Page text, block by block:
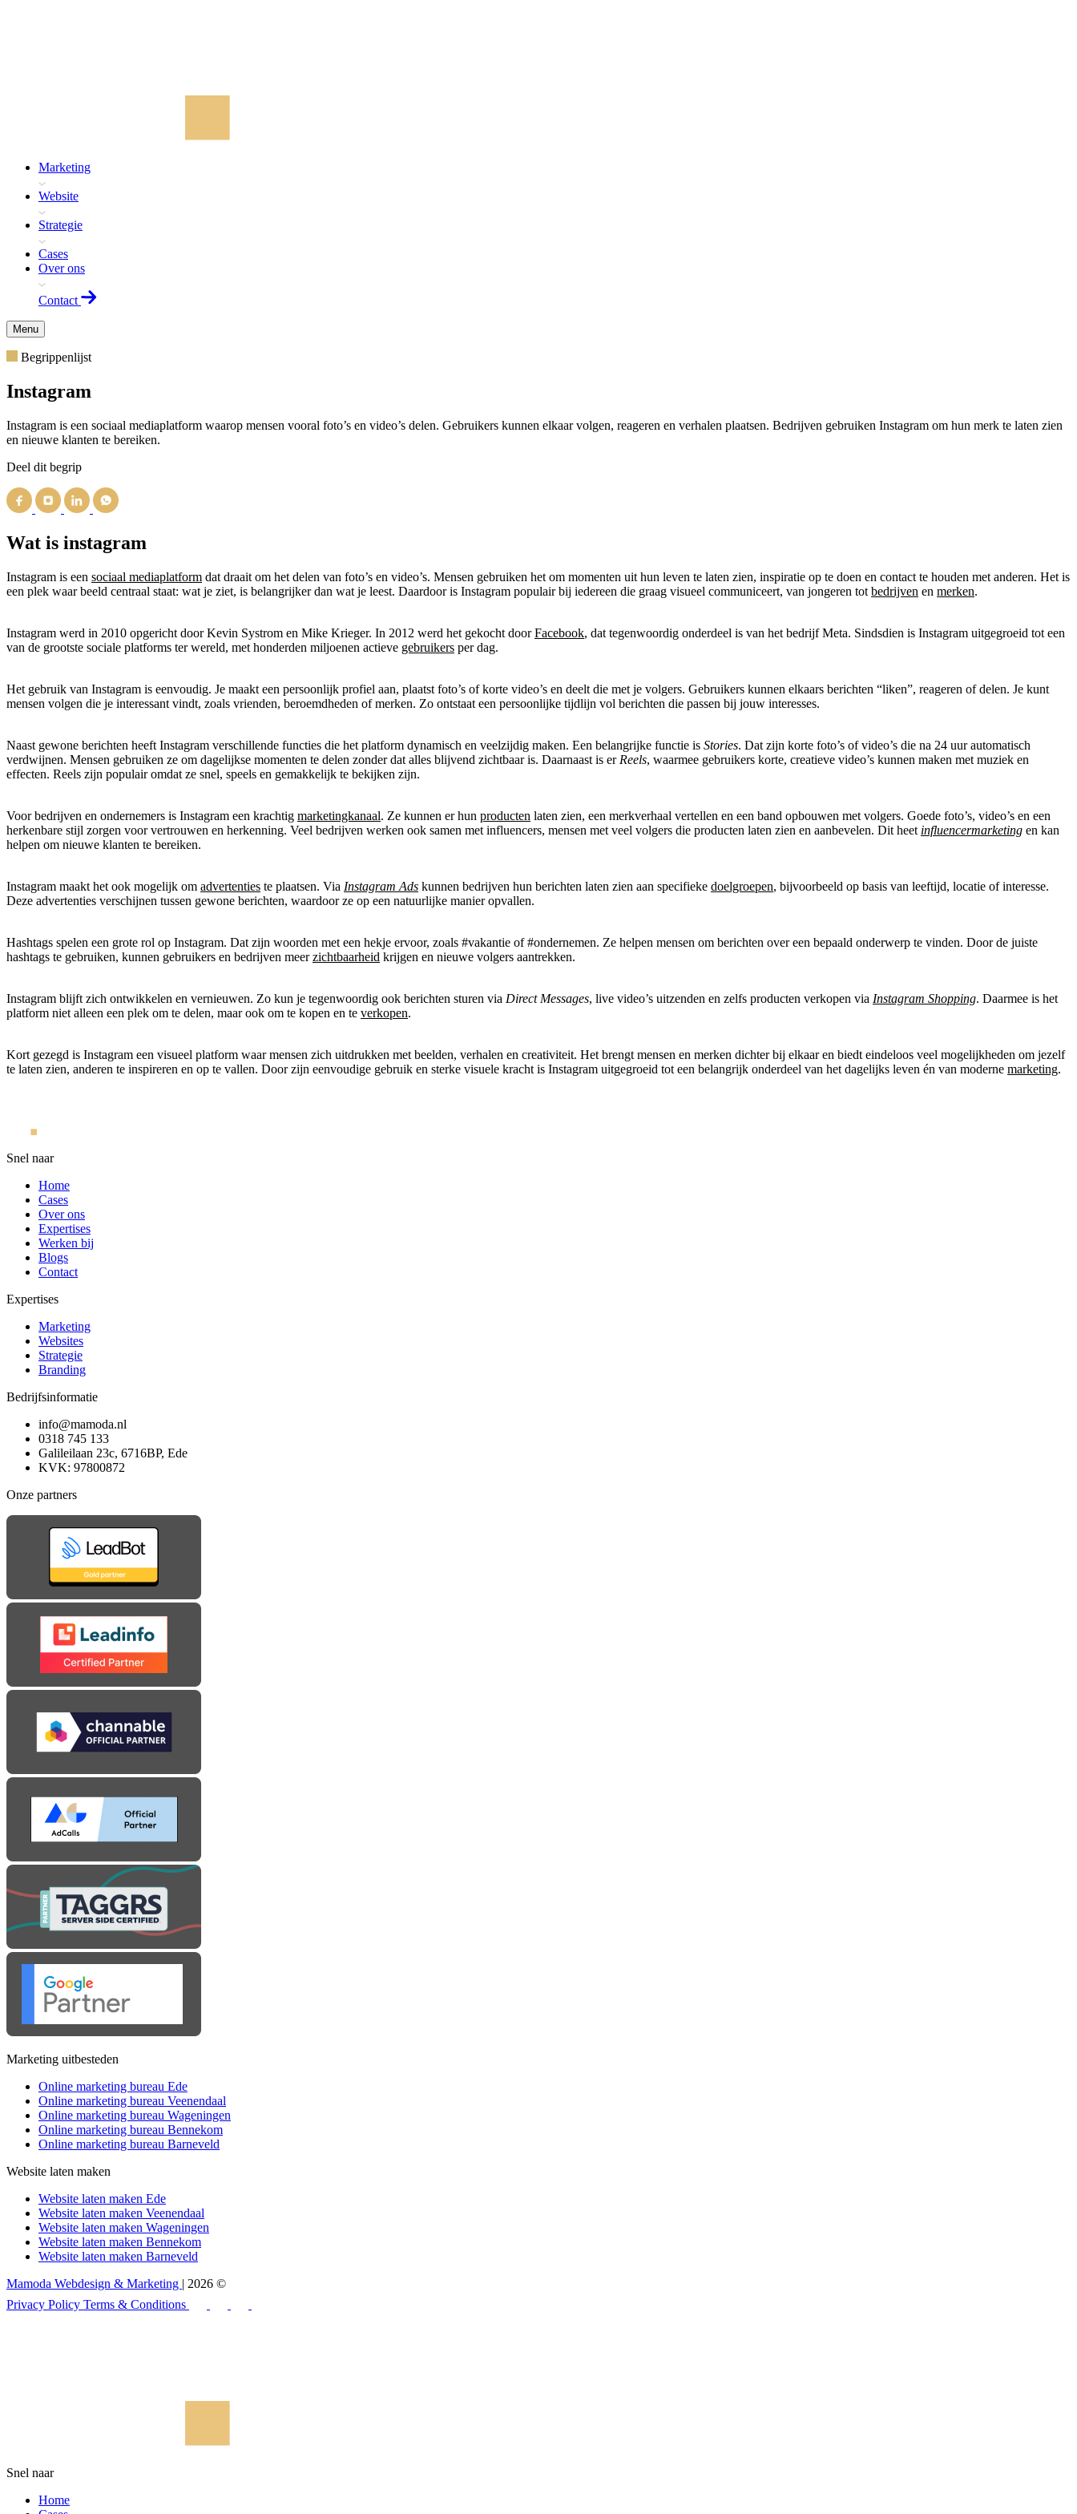
Marketing
Website
Strategie
Cases
Over ons
Contact
Menu
Begrippenlijst
Instagram
Instagram is een sociaal mediaplatform waarop mensen vooral foto’s en video’s delen. Gebruikers kunnen elkaar volgen, reageren en verhalen plaatsen. Bedrijven gebruiken Instagram om hun merk te laten zien
en nieuwe klanten te bereiken.
Deel dit begrip
Wat is instagram
Instagram is een sociaal mediaplatform dat draait om het delen van foto’s en video’s. Mensen gebruiken het om momenten uit hun leven te laten zien, inspiratie op te doen en contact te houden met anderen. Het is
een plek waar beeld centraal staat: wat je ziet, is belangrijker dan wat je leest. Daardoor is Instagram populair bij iedereen die graag visueel communiceert, van jongeren tot bedrijven en merken.
Instagram werd in 2010 opgericht door Kevin Systrom en Mike Krieger. In 2012 werd het gekocht doorFacebook, dat tegenwoordig onderdeel is van het bedrijf Meta. Sindsdien is Instagram uitgegroeid tot een
van de grootste sociale platforms ter wereld, met honderden miljoenen actieve gebruikers per dag.
Het gebruik van Instagram is eenvoudig. Je maakt een persoonlijk profiel aan, plaatst foto’s of korte video’s en deelt die met je volgers. Gebruikers kunnen elkaars berichten “liken”, reageren of delen. Je kunt
mensen volgen die je interessant vindt, zoals vrienden, beroemdheden of merken. Zo ontstaat een persoonlijke tijdlijn vol berichten die passen bij jouw interesses.
Naast gewone berichten heeft Instagram verschillende functies die het platform dynamisch en veelzijdig maken. Een belangrijke functie is Stories. Dat zijn korte foto’s of video’s die na 24 uur automatisch
verdwijnen. Mensen gebruiken ze om dagelijkse momenten te delen zonder dat alles blijvend zichtbaar is. Daarnaast is er Reels, waarmee gebruikers korte, creatieve video’s kunnen maken met muziek en
effecten. Reels zijn populair omdat ze snel, speels en gemakkelijk te bekijken zijn.
Voor bedrijven en ondernemers is Instagram een krachtig marketingkanaal. Ze kunnen er hun producten laten zien, een merkverhaal vertellen en een band opbouwen met volgers. Goede foto’s, video’s en een
herkenbare stijl zorgen voor vertrouwen en herkenning. Veel bedrijven werken ook samen met influencers, mensen met veel volgers die producten laten zien en aanbevelen. Dit heet influencermarketing en kan
helpen om nieuwe klanten te bereiken.
Instagram maakt het ook mogelijk om advertenties te plaatsen. Via Instagram Ads kunnen bedrijven hun berichten laten zien aan specifieke doelgroepen, bijvoorbeeld op basis van leeftijd, locatie of interesse.
Deze advertenties verschijnen tussen gewone berichten, waardoor ze op een natuurlijke manier opvallen.
Hashtags spelen een grote rol op Instagram. Dat zijn woorden met een hekje ervoor, zoals #vakantie of #ondernemen. Ze helpen mensen om berichten over een bepaald onderwerp te vinden. Door de juiste
hashtags te gebruiken, kunnen gebruikers en bedrijven meerzichtbaarheid krijgen en nieuwe volgers aantrekken.
Instagram blijft zich ontwikkelen en vernieuwen. Zo kun je tegenwoordig ook berichten sturen via Direct Messages, live video’s uitzenden en zelfs producten verkopen via Instagram Shopping. Daarmee is het
platform niet alleen een plek om te delen, maar ook om te kopen en te verkopen.
Kort gezegd is Instagram een visueel platform waar mensen zich uitdrukken met beelden, verhalen en creativiteit. Het brengt mensen en merken dichter bij elkaar en biedt eindeloos veel mogelijkheden om jezelf
te laten zien, anderen te inspireren en op te vallen. Door zijn eenvoudige gebruik en sterke visuele kracht is Instagram uitgegroeid tot een belangrijk onderdeel van het dagelijks leven én van moderne marketing.
Snel naar
Home
Cases
Over ons
Expertises
Werken bij
Blogs
Contact
Expertises
Marketing
Websites
Strategie
Branding
Bedrijfsinformatie
info@mamoda.nl
0318 745 133
Galileilaan 23c, 6716BP, Ede
KVK: 97800872
Onze partners
Marketing uitbesteden
Online marketing bureau Ede
Online marketing bureau Veenendaal
Online marketing bureau Wageningen
Online marketing bureau Bennekom
Online marketing bureau Barneveld
Website laten maken
Website laten maken Ede
Website laten maken Veenendaal
Website laten maken Wageningen
Website laten maken Bennekom
Website laten maken Barneveld
Mamoda Webdesign & Marketing | 2026 ©
Privacy Policy Terms & Conditions
Snel naar
Home